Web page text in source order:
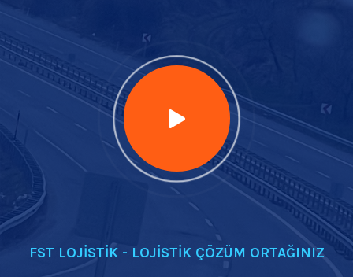
FST LOJİSTİK - LOJİSTİK ÇÖZÜM ORTAĞINIZ